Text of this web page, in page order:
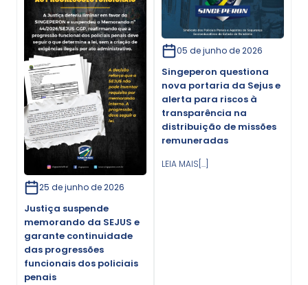
25 de junho de 2026
Justiça suspende
memorando da SEJUS e
garante continuidade
das progressões
funcionais dos policiais
penais
05 de junho de 2026
Singeperon questiona
nova portaria da Sejus e
alerta para riscos à
transparência na
distribuição de missões
remuneradas
LEIA MAIS[...]